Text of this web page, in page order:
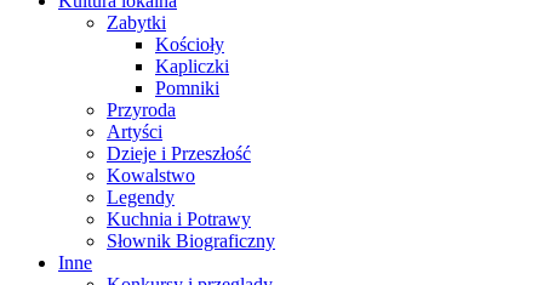
Zabytki
Kościoły
Kapliczki
Pomniki
Przyroda
Artyści
Dzieje i Przeszłość
Kowalstwo
Legendy
Kuchnia i Potrawy
Słownik Biograficzny
Inne